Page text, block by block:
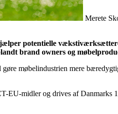
Merete
potentielle
brand owners og
møbelindustrien mere
midler og drives af Danmarks